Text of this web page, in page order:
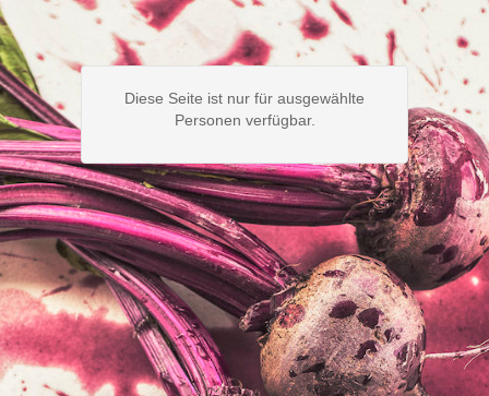
Diese Seite ist nur für ausgewählte
Personen verfügbar.